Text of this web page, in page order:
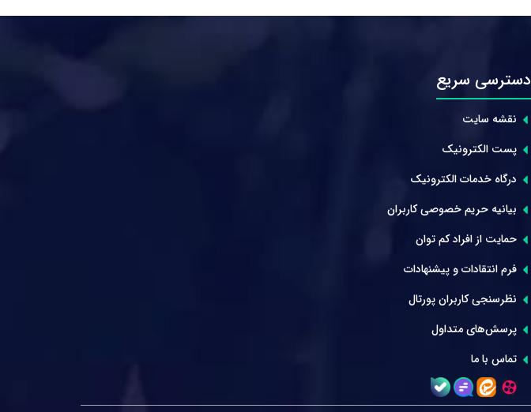
دسترسی سریع
نقشه سایت
پست الکترونیک
درگاه خدمات الکترونیک
بیانیه حریم خصوصی کاربران
حمایت از افراد کم توان
فرم انتقادات و پیشنهادات
نظرسنجی کاربران پورتال
پرسش‌های متداول
تماس با ما